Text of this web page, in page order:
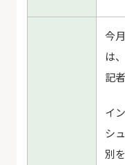
今
は
記
イ
シ
別